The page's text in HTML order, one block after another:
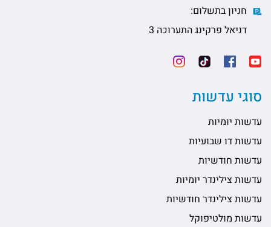
חניון בתשלום:
דניאל פרקינג התערוכה 3
סוגי עדשות
עדשות יומיות
עדשות דו שבועיות
עדשות חודשיות
עדשות צילינדר יומיות
עדשות צילינדר חודשיות
עדשות מולטיפוקל